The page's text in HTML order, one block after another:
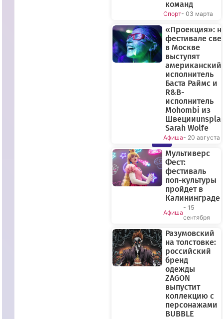
ПРЯМОЙ
ЭФИР
команд
Спорт- 03 марта
«Проекция»:
фестивале
в Москве
выступят
американский
исполнитель
Баста Раймс и
R&B-
исполнитель
Mohombi из
Sarah Wolfe
Афиша- 20 августа
Мультиверс
Фест:
фестиваль
поп-культуры
пройдет в
Калининграде
Афиша
- 15
сентября
Разумовский
на толстовке:
российский
бренд
одежды
ZAGON
выпустит
коллекцию с
персонажами
BUBBLE